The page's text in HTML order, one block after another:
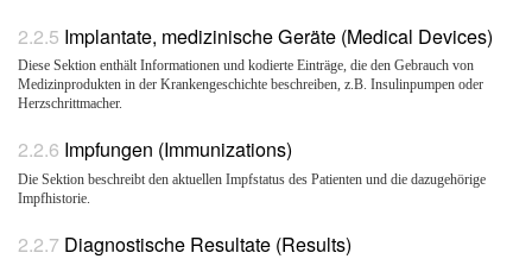
Implantate, medizinische Geräte (Medical Devices)
Diese Sektion enthält Informationen und kodierte Einträge, die den Gebrauch von
Medizinprodukten in der Krankengeschichte beschreiben, z.B. Insulinpumpen oder
Herzschrittmacher.
Impfungen (Immunizations)
Die Sektion beschreibt den aktuellen Impfstatus des Patienten und die dazugehörige
Impfhistorie.
Diagnostische Resultate (Results)